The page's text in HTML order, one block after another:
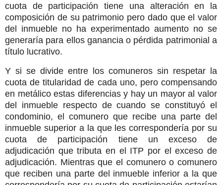
cuota de participación tiene una alteración en la
composición de su patrimonio pero dado que el valor
del inmueble no ha experimentado aumento no se
generaría para ellos ganancia o pérdida patrimonial a
título lucrativo.
Y si se divide entre los comuneros sin respetar la
cuota de titularidad de cada uno, pero compensando
en metálico estas diferencias y hay un mayor al valor
del inmueble respecto de cuando se constituyó el
condominio, el comunero que recibe una parte del
inmueble superior a la que les correspondería por su
cuota de participación tiene un exceso de
adjudicación que tributa en el ITP por el exceso de
adjudicación. Mientras que el comunero o comunero
que reciben una parte del inmueble inferior a la que